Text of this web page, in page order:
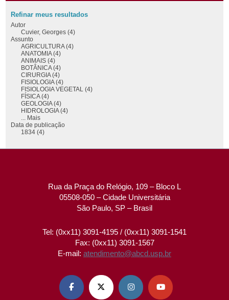
Refinar meus resultados
Autor
Cuvier, Georges (4)
Assunto
AGRICULTURA (4)
ANATOMIA (4)
ANIMAIS (4)
BOTÂNICA (4)
CIRURGIA (4)
FISIOLOGIA (4)
FISIOLOGIA VEGETAL (4)
FÍSICA (4)
GEOLOGIA (4)
HIDROLOGIA (4)
... Mais
Data de publicação
1834 (4)
Rua da Praça do Relógio, 109 – Bloco L
05508-050 – Cidade Universitária
São Paulo, SP – Brasil
Tel: (0xx11) 3091-4195 / (0xx11) 3091-1541
Fax: (0xx11) 3091-1567
E-mail: atendimento@abcd.usp.br
   